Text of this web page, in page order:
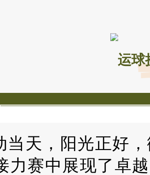
运球
当天，阳光正好
力赛中展现了卓